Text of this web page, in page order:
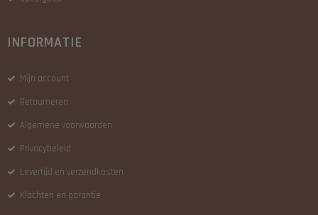
INFORMATIE
Mijn account
Retourneren
Algemene voorwaarden
Privacybeleid
Levertijd en verzendkosten
Klachten en garantie